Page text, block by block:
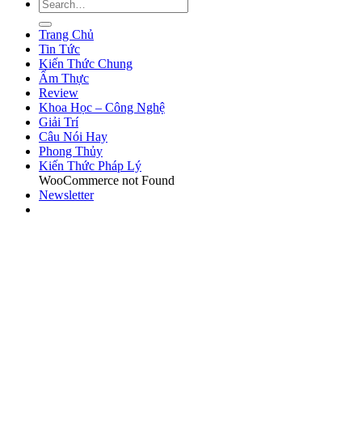
Trang Chủ
Tin Tức
Kiến Thức Chung
Ẩm Thực
Review
Khoa Học – Công Nghệ
Giải Trí
Câu Nói Hay
Phong Thủy
Kiến Thức Pháp Lý
WooCommerce not Found
Newsletter